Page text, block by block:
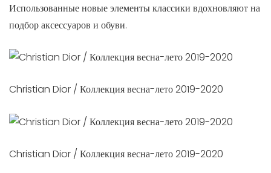
Использованные новые элементы классики вдохновляют на
подбор аксессуаров и обуви.
Christian Dior / Коллекция весна-лето 2019-2020
Christian Dior / Коллекция весна-лето 2019-2020